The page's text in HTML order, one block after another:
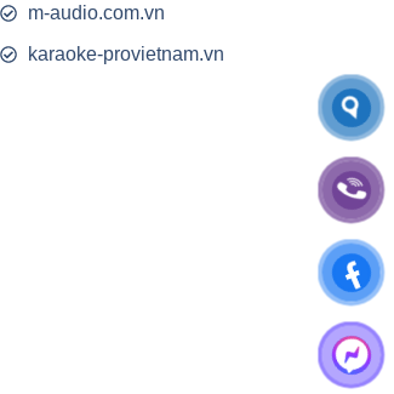
m-audio.com.vn
karaoke-provietnam.vn